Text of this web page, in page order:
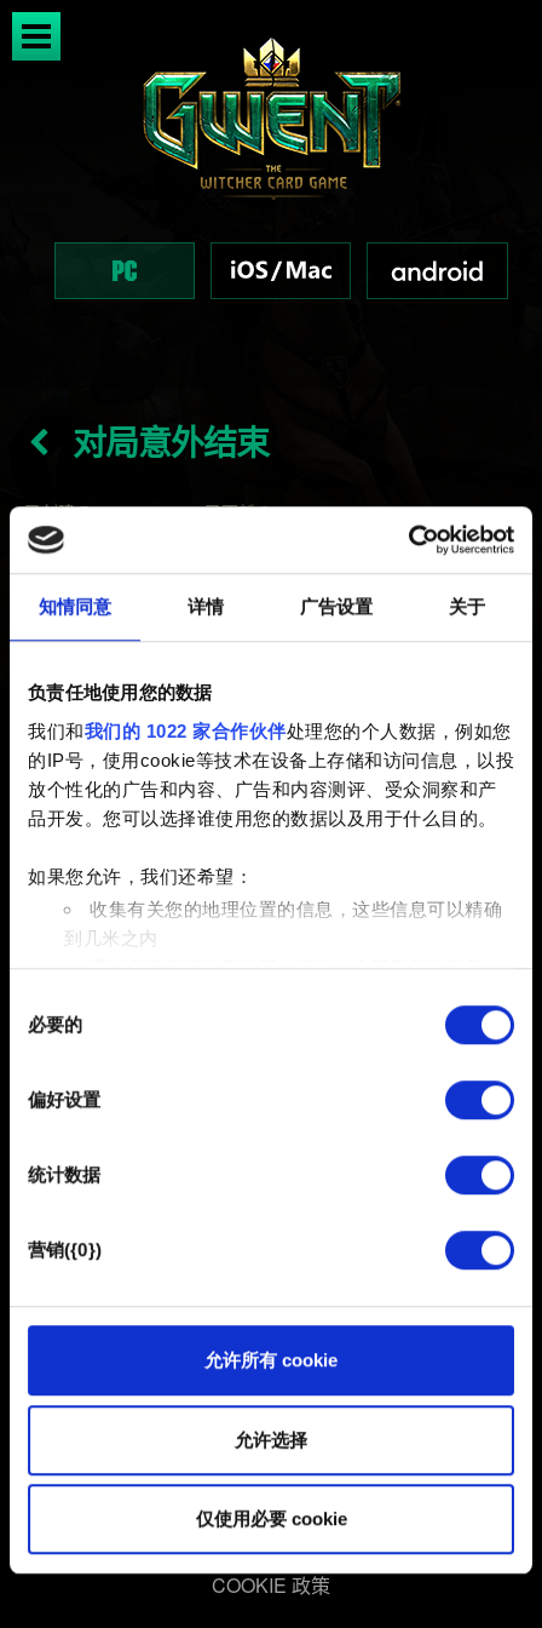
知情同意 详情 广告设置 关于
负责任地使用您的数据
我们和我们的 1022 家合作伙伴处理您的个人数据，例如您
的IP号，使用cookie等技术在设备上存储和访问信息，以投
放个性化的广告和内容、广告和内容测评、受众洞察和产
品开发。您可以选择谁使用您的数据以及用于什么目的。
如果您允许，我们还希望：
收集有关您的地理位置的信息，这些信息可以精确
到几米之内
通过主动扫描特定特征（指纹）来识别您的设备
查找有关您的个人数据如何处理的更多信息，
并设置您的首选项。您可随时从Cookie声明中更改或撤回
部分需要使用 Cookies 的是为了让网站功能可用，而另一
馈，以便网站将更好地服务于您。例如帮助我们在社交媒
也可能与我们的合作伙伴分享我们的 Cookie 片段。但是，
使用所有这些非强制性的 Cookie 都需要提前获取您的许
您可以在下面的"设置"菜单中找到有关我们使用 Cookie 的
其中的内容并准备好继续，请点击"确定"。
必要的
偏好设置
统计数据
营销({0})
允许所有 cookie
允许选择
仅使用必要 cookie
对局意外结束
已创建 7 years ago 已更新 2 years ago
如果您的对局意外结束，并且不是由网络连接断开等原因
导致的，请您向我们提供尽可能详细的信息。
或卡牌互动？
2. 是否有错误提示信息？如果有，是什么内容？
3. 您能否重现该问题？如果能，请提供重现问题的步骤。
4. 请提供该对局的时间戳（日期、时间、时区）。如果您
记得对手的名字，也请一并提供。
需要帮助？
登录您的 GOG.COM 账户并联系我们！
保持联系
COOKIE 政策